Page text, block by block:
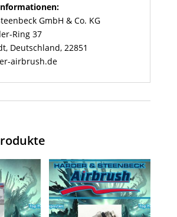
GmbH & Co. KG
Ring 37
Deutschland, 22851
airbrush.de